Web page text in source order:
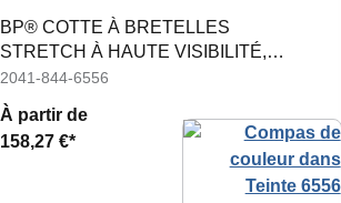
BP® COTTE À BRETELLES
STRETCH À HAUTE VISIBILITÉ,
GENOUILLÈRES
2041-844-6556
À partir de
158,27 €*